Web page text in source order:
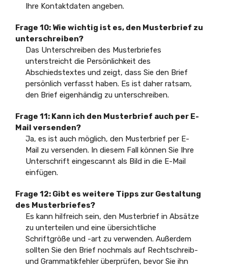
Ihre Kontaktdaten angeben.
Frage 10: Wie wichtig ist es, den Musterbrief zu
unterschreiben?
Das Unterschreiben des Musterbriefes
unterstreicht die Persönlichkeit des
Abschiedstextes und zeigt, dass Sie den Brief
persönlich verfasst haben. Es ist daher ratsam,
den Brief eigenhändig zu unterschreiben.
Frage 11: Kann ich den Musterbrief auch per E-
Mail versenden?
Ja, es ist auch möglich, den Musterbrief per E-
Mail zu versenden. In diesem Fall können Sie Ihre
Unterschrift eingescannt als Bild in die E-Mail
einfügen.
Frage 12: Gibt es weitere Tipps zur Gestaltung
des Musterbriefes?
Es kann hilfreich sein, den Musterbrief in Absätze
zu unterteilen und eine übersichtliche
Schriftgröße und -art zu verwenden. Außerdem
sollten Sie den Brief nochmals auf Rechtschreib-
und Grammatikfehler überprüfen, bevor Sie ihn